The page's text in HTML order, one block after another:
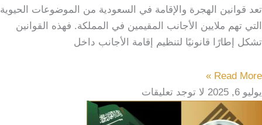
تعد قوانين الهجرة والإقامة في السعودية من الموضوعات الحيوية
التي تهم ملايين الأجانب المقيمين في المملكة. فهذه القوانين
تشكل إطارًا قانونيًا لتنظيم إقامة الأجانب داخل
Read More »
يوليو 6, 2025
لا توجد تعليقات